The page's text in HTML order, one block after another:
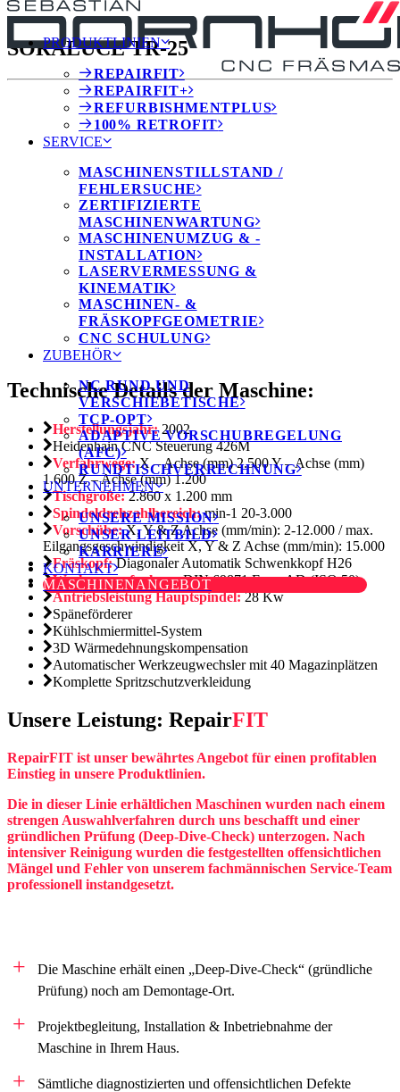
PRODUKTLINIEN
REPAIRFIT
REPAIRFIT+
REFURBISHMENTPLUS
100% RETROFIT
SERVICE
MASCHINENSTILLSTAND /
FEHLERSUCHE
ZERTIFIZIERTE
MASCHINENWARTUNG
MASCHINENUMZUG & -
INSTALLATION
LASERVERMESSUNG &
KINEMATIK
MASCHINEN- &
FRÄSKOPFGEOMETRIE
CNC SCHULUNG
ZUBEHÖR
NC RUND UND
VERSCHIEBETISCHE
TCP-OPT
ADAPTIVE VORSCHUBREGELUNG
(AFC)
RUNDTISCHVERRECHNUNG
UNTERNEHMEN
UNSERE MISSION
UNSER LEITBILD
KARRIERE
KONTAKT
MASCHINENANGEBOT
SORALUCE TR-25
Technische Details der Maschine:
Herstellungsjahr:2002
Heidenhain CNC Steuerung 426M
Verfahrwege:X – Achse (mm) 2.500 Y – Achse (mm)
1.600 Z – Achse (mm) 1.200
Tischgröße:2.860 x 1.200 mm
Spindeldrehzahlbereich:min-1 20-3.000
Vorschübe:X, Y & Z Achse (mm/min): 2-12.000 / max.
Eilgangsgeschwindigkeit X, Y & Z Achse (mm/min): 15.000
Fräskopf:Diagonaler Automatik Schwenkkopf H26
Werkzeugaufnahme:DIN 69871 Form AD (ISO 50)
Antriebsleistung Hauptspindel:28 Kw
Späneförderer
Kühlschmiermittel-System
3D Wärmedehnungskompensation
Automatischer Werkzeugwechsler mit 40 Magazinplätzen
Komplette Spritzschutzverkleidung
Unsere Leistung: RepairFIT
RepairFIT ist unser bewährtes Angebot für einen profitablen
Einstieg in unsere Produktlinien.
Die in dieser Linie erhältlichen Maschinen wurden nach einem
strengen Auswahlverfahren durch uns beschafft und einer
gründlichen Prüfung (Deep-Dive-Check) unterzogen. Nach
intensiver Reinigung wurden die festgestellten offensichtlichen
Mängel und Fehler von unserem fachmännischen Service-Team
professionell instandgesetzt.
Die Maschine erhält einen „Deep-Dive-Check“ (gründliche
Prüfung) noch am Demontage-Ort.
Projektbegleitung, Installation & Inbetriebnahme der
Maschine in Ihrem Haus.
Sämtliche diagnostizierten und offensichtlichen Defekte